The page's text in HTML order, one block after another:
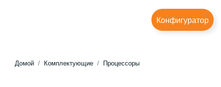
Конфигуратор
Домой Комплектующие Процессоры